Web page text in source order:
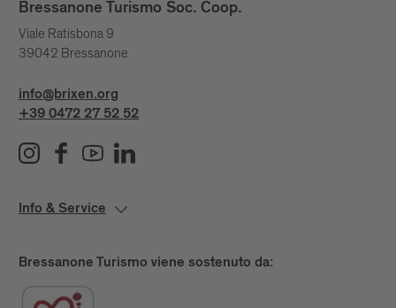
Bressanone Turismo Soc. Coop.
Viale Ratisbona 9
39042 Bressanone
info@brixen.org
+39 0472 27 52 52
Info & Service
Bressanone Turismo viene sostenuto da: